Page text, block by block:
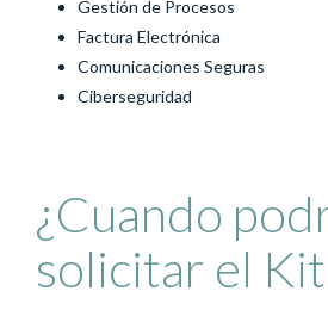
Gestión de Procesos
Factura Electrónica
Comunicaciones Seguras
Ciberseguridad
¿Cuando
solicitar el